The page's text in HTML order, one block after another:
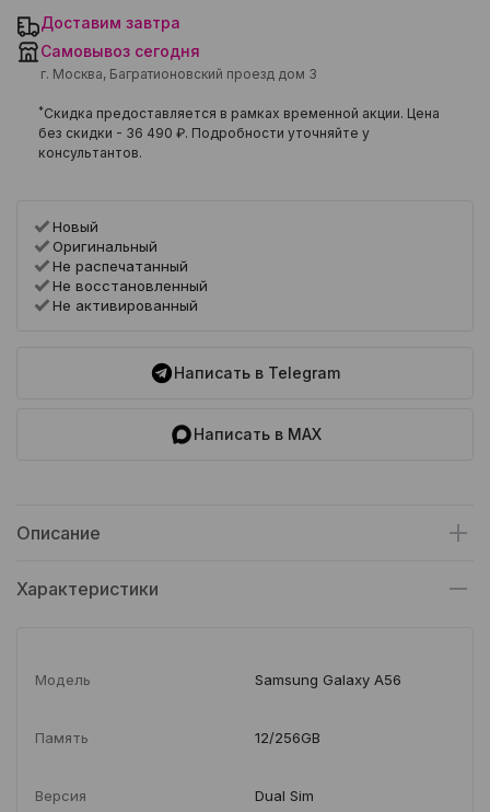
Доставим завтра
Самовывоз сегодня
г. Москва, Багратионовский проезд дом 3
*Скидка предоставляется в рамках временной акции. Цена
без скидки - 36 490 ₽. Подробности уточняйте у
консультантов.
Новый
Оригинальный
Не распечатанный
Не восстановленный
Не активированный
Написать в Telegram
Написать в MAX
Описание
Характеристики
Модель Samsung Galaxy A56
Память 12/256GB
Версия Dual Sim